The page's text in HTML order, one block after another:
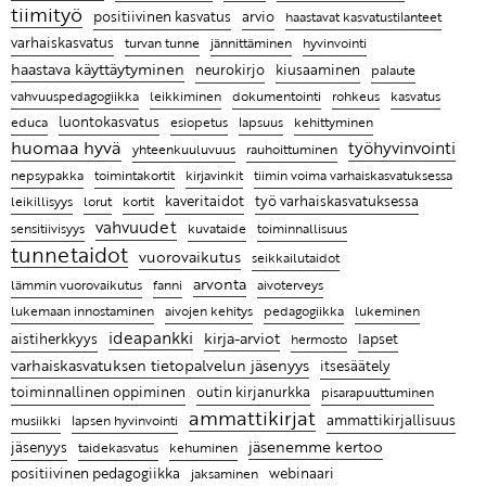
Kehuhippa varhaiskasvatukseen
Hyvän ryhmän tunnusmerkkejä varhaiskasvatuksessa
Lapsen kasvua ja hyvinvointia ajateltaessa keskiössä
on lapsi itse
KYYTI 2022 on Suomen innostavin korona-ajan
opetusalan tapahtuma
Pysähdy ihastelemaan arjen pieniä mukavia hetkiä
Haastava tilanne saattaa olla kaikkein tärkein tilanne
luoda turvallista ja hyvää suhdetta lapseen
Ammattikirjat ovat auttaneet oivaltamaan, kuinka
tärkeää tunnetaitojen opettaminen on lapsille
Elina Rostin mielestä on tärkeä nähdä jokaisessa
lapsessa ja aikuisessa vahvuuksia
Ammattikirjojen lukeminen on pieni pysähdys oman
työn äärelle
Entä jos lapsen hyvän kasvun juuret ovat tiimissäsi?
Leikin lomassa on luontevaa harjoitella uusia taitoja
Ratkaisujen muistitaulu
Lasten kanssa jokainen päivä on erilainen ja se
tekeekin työstä mielenkiintoista
Ammattikirjat auttavat ymmärtämään, miksi lapsi
käyttäytyy tietyllä tavalla ja antaa parempia keinoja
kohdata hänet
tiimityö positiivinen kasvatus arvio
haastavat kasvatustilanteet
varhaiskasvatus
turvan tunne jännittäminen hyvinvointi
haastava käyttäytyminen neurokirjo kiusaaminen
palaute
vahvuuspedagogiikka
leikkiminen dokumentointi rohkeus
kasvatus
educa
luontokasvatus esiopetus lapsuus kehittyminen
huomaa hyvä yhteenkuuluvuus rauhoittuminen työhyvinvointi
nepsypakka toimintakortit kirjavinkit tiimin voima varhaiskasvatuksessa
leikillisyys
lorut kortit kaveritaidot työ varhaiskasvatuksessa
sensitiivisyys vahvuudet kuvataide toiminnallisuus
tunnetaidot vuorovaikutus seikkailutaidot
lämmin vuorovaikutus fanni arvonta aivoterveys
lukemaan innostaminen aivojen kehitys pedagogiikka
lukeminen
aistiherkkyys
ideapankki kirja-arviot hermosto lapset
varhaiskasvatuksen tietopalvelun jäsenyys itsesäätely
toiminnallinen oppiminen outin kirjanurkka pisarapuuttuminen
musiikki lapsen hyvinvointi ammattikirjat ammattikirjallisuus
jäsenyys
taidekasvatus kehuminen jäsenemme kertoo
positiivinen pedagogiikka jaksaminen webinaari